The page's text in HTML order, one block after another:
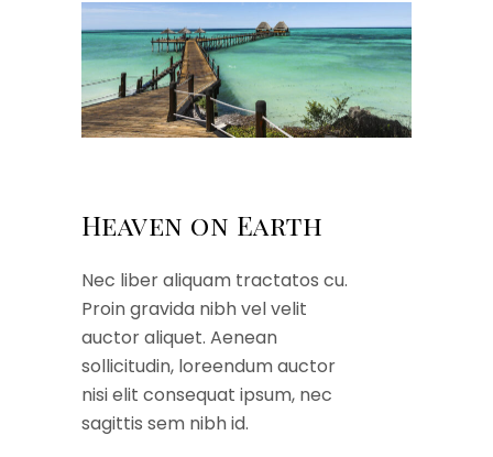
Heaven on Earth
Nec liber aliquam tractatos cu.
Proin gravida nibh vel velit
auctor aliquet. Aenean
sollicitudin, loreendum auctor
nisi elit consequat ipsum, nec
sagittis sem nibh id.